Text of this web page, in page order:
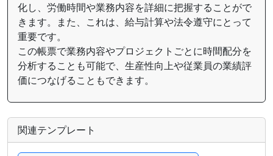
化し、労働時間や業務内容を詳細に把握することがで
きます。また、これは、給与計算や法令遵守にとって
重要です。
この帳票で業務内容やプロジェクトごとに時間配分を
分析することも可能で、生産性向上や従業員の業績評
価につなげることもできます。
関連テンプレート